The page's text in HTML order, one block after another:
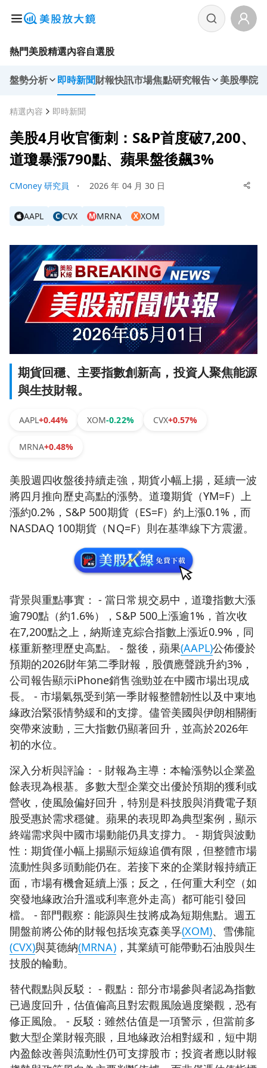
熱門美股精選內容自選股
盤勢分析 即時新聞財報快訊市場焦點研究報告 美股學院
精選內容 即時新聞
美股4月收官衝刺：S&P首度破7,200、
道瓊暴漲790點、蘋果盤後飆3%
CMoney 研究員 ・ 2026 年 04 月 30 日
AAPL C CVX MMRNA X XOM
期貨回穩、主要指數創新高，投資人聚焦能源
與生技財報。
AAPL+0.44% XOM-0.22% CVX+0.57%
MRNA+0.48%
美股週四收盤後持續走強，期貨小幅上揚，延續一波
將四月推向歷史高點的漲勢。道瓊期貨（YM=F）上
漲約0.2%，S&P 500期貨（ES=F）約上漲0.1%，而
NASDAQ 100期貨（NQ=F）則在基準線下方震盪。
背景與重點事實： - 當日常規交易中，道瓊指數大漲
逾790點（約1.6%），S&P 500上漲逾1%，首次收
在7,200點之上，納斯達克綜合指數上漲近0.9%，同
樣重新整理歷史高點。 - 盤後，蘋果(AAPL)公佈優於
預期的2026財年第二季財報，股價應聲跳升約3%，
公司報告顯示iPhone銷售強勁並在中國市場出現成
長。 - 市場氣氛受到第一季財報整體韌性以及中東地
緣政治緊張情勢緩和的支撐。儘管美國與伊朗相關衝
突帶來波動，三大指數仍顯著回升，並高於2026年
初的水位。
深入分析與評論： - 財報為主導：本輪漲勢以企業盈
餘表現為根基。多數大型企業交出優於預期的獲利或
營收，使風險偏好回升，特別是科技股與消費電子類
股受惠於需求穩健。蘋果的表現即為典型案例，顯示
終端需求與中國市場動能仍具支撐力。 - 期貨與波動
性：期貨僅小幅上揚顯示短線追價有限，但整體市場
流動性與多頭動能仍在。若接下來的企業財報持續正
面，市場有機會延續上漲；反之，任何重大利空（如
突發地緣政治升溫或利率意外走高）都可能引發回
檔。 - 部門觀察：能源與生技將成為短期焦點。週五
開盤前將公佈的財報包括埃克森美孚(XOM)、雪佛龍
(CVX)與莫德納(MRNA)，其業績可能帶動石油股與生
技股的輪動。
替代觀點與反駁： - 觀點：部分市場參與者認為指數
已過度回升，估值偏高且對宏觀風險過度樂觀，恐有
修正風險。 - 反駁：雖然估值是一項警示，但當前多
數大型企業財報亮眼，且地緣政治相對緩和，短中期
內盈餘改善與流動性仍可支撐股市；投資者應以財報